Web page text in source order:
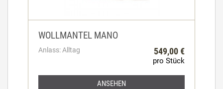
WOLLMANTEL MANO
Anlass: Alltag 549,00 €
pro Stück
ANSEHEN